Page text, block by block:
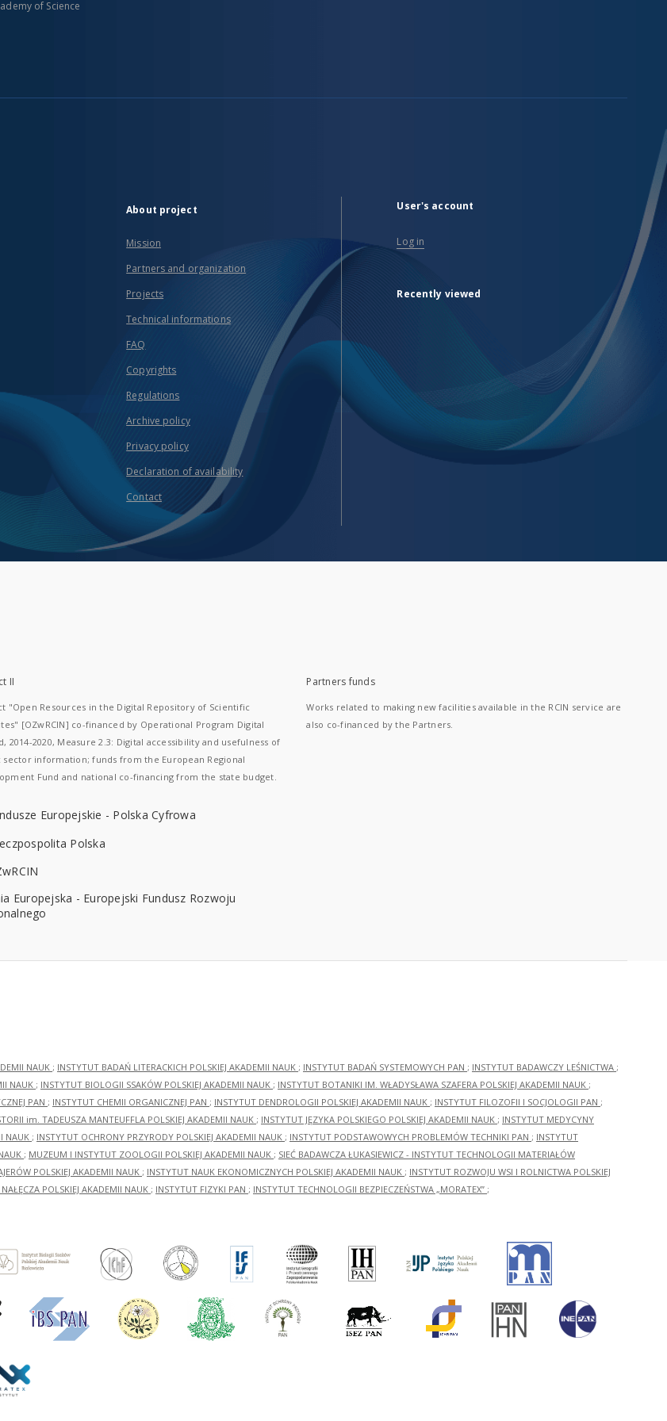
of Science
About project
Mission
Partners and organization
Projects
Technical informations
FAQ
Copyrights
Regulations
Archive policy
Privacy policy
Declaration of availability
Contact
User's account
Log in
Recently viewed
II
"Open Resources in the Digital Repository of Scientific
[OZwRCIN] co-financed by Operational Program Digital
2014-2020, Measure 2.3: Digital accessibility and usefulness of
sector information; funds from the European Regional
Fund and national co-financing from the state budget.
Partners funds
Works related to making new facilities available in the RCIN service are
also co-financed by the Partners.
NAUK ; INSTYTUT BADAŃ LITERACKICH POLSKIEJ AKADEMII NAUK ; INSTYTUT BADAŃ SYSTEMOWYCH PAN ; INSTYTUT BADAWCZY LEŚNICTWA ;
NAUK ; INSTYTUT BIOLOGII SSAKÓW POLSKIEJ AKADEMII NAUK ; INSTYTUT BOTANIKI IM. WŁADYSŁAWA SZAFERA POLSKIEJ AKADEMII NAUK ;
PAN ; INSTYTUT CHEMII ORGANICZNEJ PAN ; INSTYTUT DENDROLOGII POLSKIEJ AKADEMII NAUK ; INSTYTUT FILOZOFII I SOCJOLOGII PAN ;
im. TADEUSZA MANTEUFFLA POLSKIEJ AKADEMII NAUK ; INSTYTUT JĘZYKA POLSKIEGO POLSKIEJ AKADEMII NAUK ; INSTYTUT MEDYCYNY
NAUK ; INSTYTUT OCHRONY PRZYRODY POLSKIEJ AKADEMII NAUK ; INSTYTUT PODSTAWOWYCH PROBLEMÓW TECHNIKI PAN ; INSTYTUT
; MUZEUM I INSTYTUT ZOOLOGII POLSKIEJ AKADEMII NAUK ; SIEĆ BADAWCZA ŁUKASIEWICZ - INSTYTUT TECHNOLOGII MATERIAŁÓW
POLSKIEJ AKADEMII NAUK ; INSTYTUT NAUK EKONOMICZNYCH POLSKIEJ AKADEMII NAUK ; INSTYTUT ROZWOJU WSI I ROLNICTWA POLSKIEJ
POLSKIEJ AKADEMII NAUK ; INSTYTUT FIZYKI PAN ; INSTYTUT TECHNOLOGII BEZPIECZEŃSTWA „MORATEX” ;